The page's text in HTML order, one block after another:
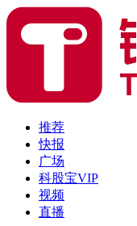
推荐
快报
广场
科股宝VIP
视频
直播